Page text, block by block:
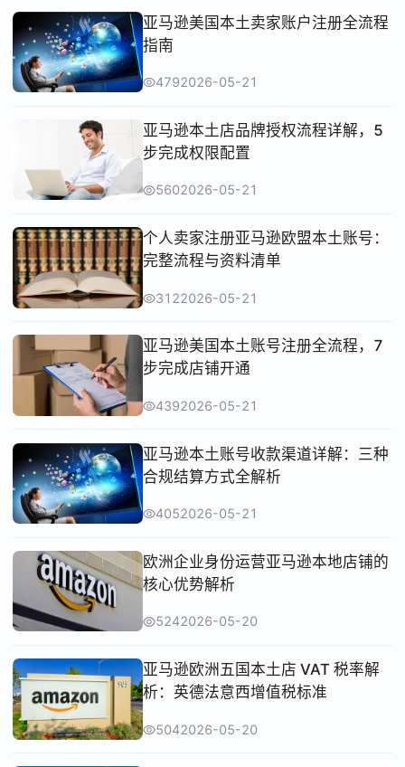
亚马逊美国本土卖家账户注册全流程
指南
4792026-05-21
亚马逊本土店品牌授权流程详解，5
步完成权限配置
5602026-05-21
个人卖家注册亚马逊欧盟本土账号：
完整流程与资料清单
3122026-05-21
亚马逊美国本土账号注册全流程，7
步完成店铺开通
4392026-05-21
亚马逊本土账号收款渠道详解：三种
合规结算方式全解析
4052026-05-21
欧洲企业身份运营亚马逊本地店铺的
核心优势解析
5242026-05-20
亚马逊欧洲五国本土店 VAT 税率解
析：英德法意西增值税标准
5042026-05-20